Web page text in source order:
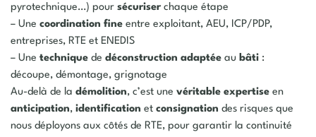
pyrotechnique…) pour sécuriserchaque étape
– Une coordination fine entre exploitant, AEU, ICP/PDP,
entreprises, RTE et ENEDIS
– Une technique de déconstruction adaptée au bâti :
découpe, démontage, grignotage
Au-delà de la démolition, c’est une véritable expertise en
anticipation, identification et consignation des risques que
nous déployons aux côtés de RTE, pour garantir la continuité